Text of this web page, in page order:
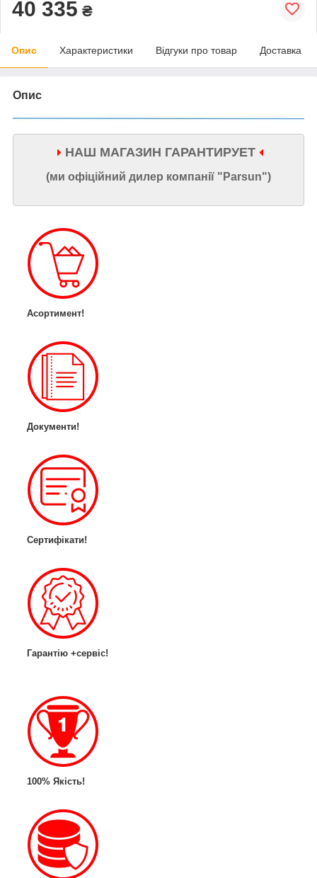
40 335 ₴
Опис Характеристики Відгуки про товар Доставка
Опис
НАШ МАГАЗИН ГАРАНТИРУЕТ
(ми офіційний дилер компанії "Parsun")
Асортимент!
Документи!
Сертифікати!
Гарантію +сервіс!
100% Якість!